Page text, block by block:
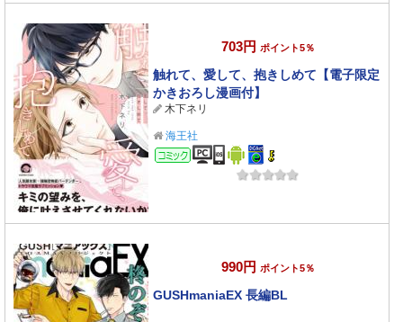
703円 ポイント5％
触れて、愛して、抱きしめて【電子限定
かきおろし漫画付】
木下ネリ
海王社
コミック
990円 ポイント5％
GUSHmaniaEX 長編BL